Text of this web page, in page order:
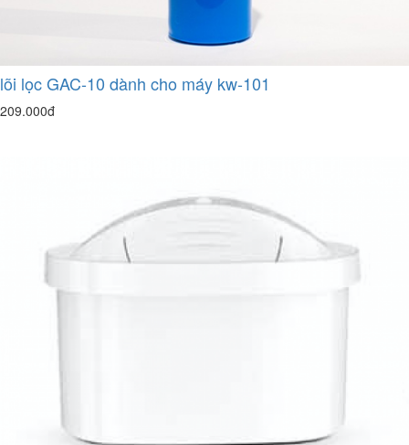
lõi lọc GAC-10 dành cho máy kw-101
209.000đ